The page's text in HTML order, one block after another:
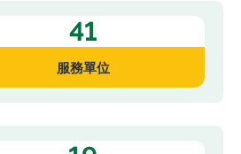
41
服務單位